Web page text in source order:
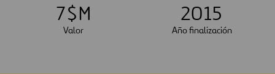
7$M
Valor
2015
Año finalización